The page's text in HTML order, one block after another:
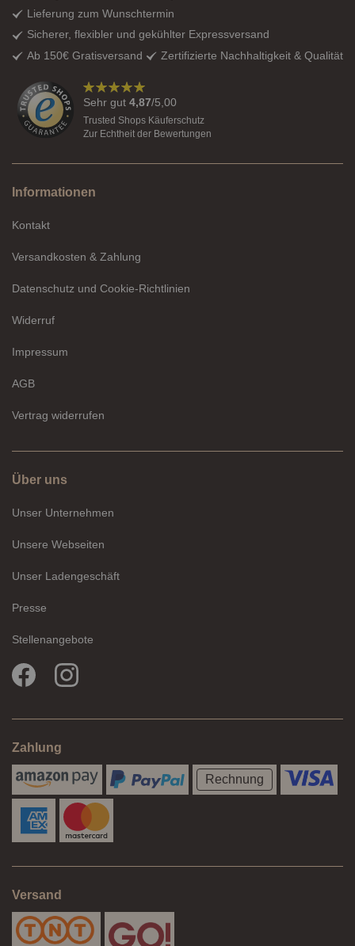
Lieferung zum Wunschtermin
Sicherer, flexibler und gekühlter Expressversand
Ab 150€ Gratisversand
Zertifizierte Nachhaltigkeit & Qualität
98%
Sehr gut 4,87/5,00
Trusted Shops Käuferschutz
Zur Echtheit der Bewertungen
Informationen
Kontakt
Versandkosten & Zahlung
Datenschutz und Cookie-Richtlinien
Widerruf
Impressum
AGB
Vertrag widerrufen
Über uns
Unser Unternehmen
Unsere Webseiten
Unser Ladengeschäft
Presse
Stellenangebote
Zahlung
Rechnung
Versand